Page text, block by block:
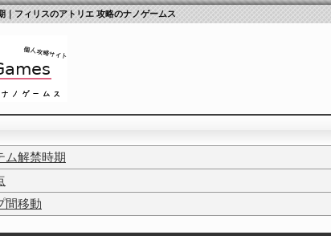
｜フィリスのアトリエ 攻略のナノゲームス
ム解禁時期
間移動